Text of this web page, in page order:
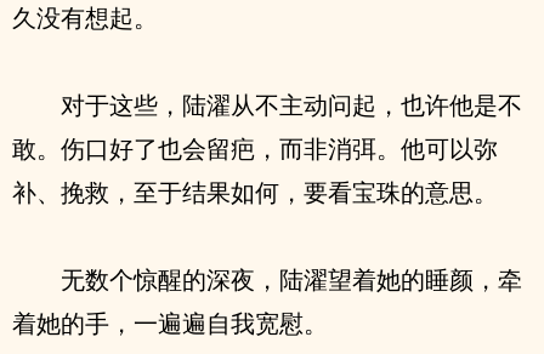
久没有想起。
对于这些，陆濯从不主动问起，也许他是不
敢。伤口好了也会留疤，而非消弭。他可以弥
补、挽救，至于结果如何，要看宝珠的意思。
无数个惊醒的深夜，陆濯望着她的睡颜，牵
着她的手，一遍遍自我宽慰。